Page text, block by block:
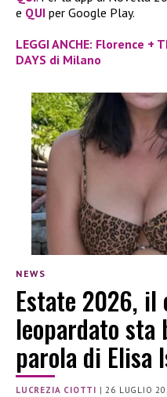
e QUI per Google Play.
LEGGI ANCHE: Florence +
DAYS di Milano
NEWS
Estate 2026, il
leopardato
parola di Elisa
LUCREZIA CIOTTI |26 LUGLIO